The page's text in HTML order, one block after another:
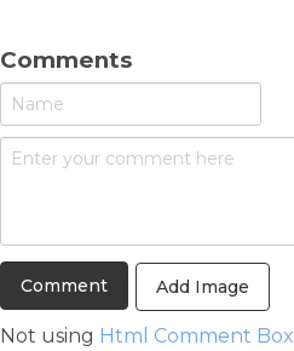
Comments
Add Image
Not using Html Comment Box